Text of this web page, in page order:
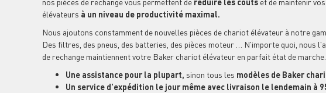
élévateurs à un niveau de productivité maximal.
Nous ajoutons constamment de nouvelles pièces de chariot élévateur à notre
Des filtres, des pneus, des batteries, des pièces moteur … N'importe quoi, nous
de rechange maintiennent votre Baker chariot élévateur en parfait état de
Une assistance pour la plupart, sinon tous les modèles de Baker
Un service d'expédition le jour même avec livraison le lendemain à